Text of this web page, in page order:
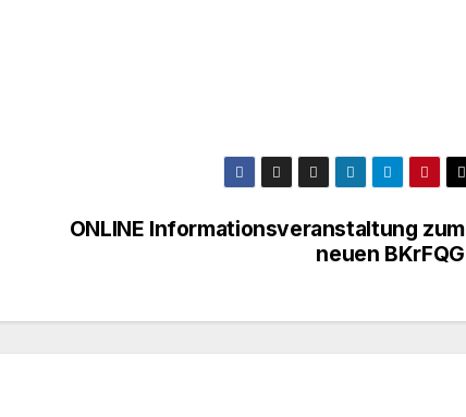
ONLINE Informationsveranstaltung zum
neuen BKrFQG